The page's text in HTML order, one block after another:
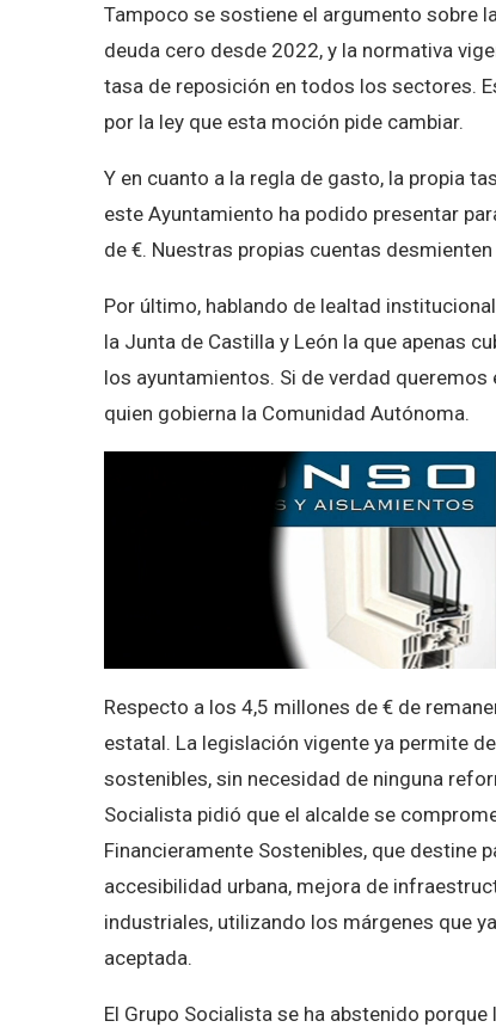
Tampoco se sostiene el argumento sobre
deuda cero desde 2022, y la normativa
tasa de reposición en todos los sectores.
por la ley que esta moción pide cambiar.
Y en cuanto a la regla de gasto, la propia
este Ayuntamiento ha podido presentar
de €. Nuestras propias cuentas
Por último, hablando de lealtad
la Junta de Castilla y León la que apenas
los ayuntamientos. Si de verdad
quien gobierna la Comunidad Autónoma.
Respecto a los 4,5 millones de € de
estatal. La legislación vigente ya permite
sostenibles, sin necesidad de ninguna
Socialista pidió que el alcalde se
Financieramente Sostenibles, que destine
accesibilidad urbana, mejora de
industriales, utilizando los márgenes que
aceptada.
El Grupo Socialista se ha abstenido